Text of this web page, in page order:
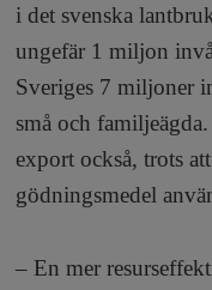
i det svenska
ungefär 1 miljon
Sveriges 7 miljoner
små och
export också, trots
gödningsmedel
– En mer